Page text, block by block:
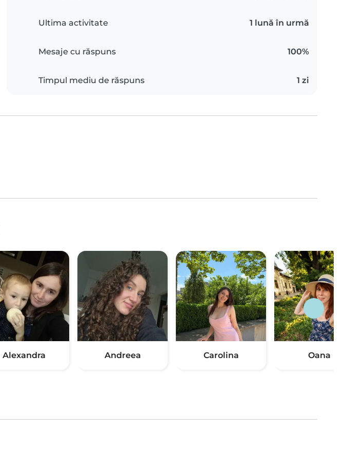
Ultima activitate 1 lună în urmă
Mesaje cu răspuns 100%
Timpul mediu de răspuns 1 zi
Alexandra Andreea Carolina Oana